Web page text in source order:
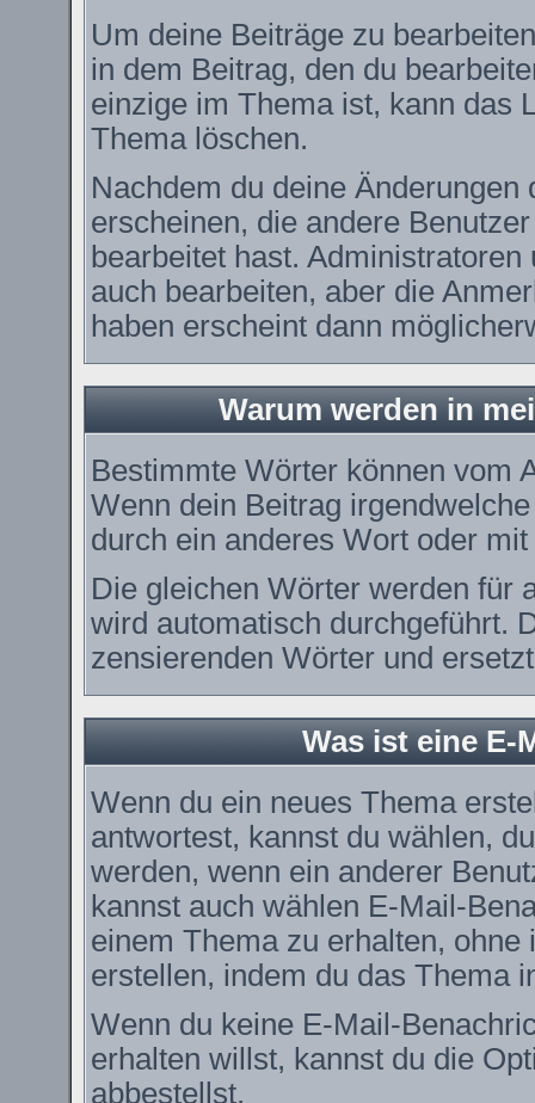
Um deine Beiträge zu
in dem Beitrag, den du
einzige im Thema ist, kann das
Thema löschen.
Nachdem du deine
erscheinen, die andere
bearbeitet hast.
auch bearbeiten, aber die
haben erscheint dann
Warum werden in
Bestimmte Wörter können vom
Wenn dein Beitrag
durch ein anderes Wort oder
Die gleichen Wörter werden für
wird automatisch durchgeführt.
zensierenden Wörter und
Was ist eine
Wenn du ein neues Thema
antwortest, kannst du wählen,
werden, wenn ein anderer
kannst auch wählen E-Mail-
einem Thema zu erhalten,
erstellen, indem du das Thema
Wenn du keine E-Mail-
erhalten willst, kannst du die
abbestellst.